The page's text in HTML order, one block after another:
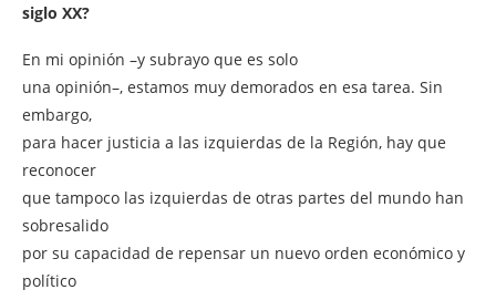
siglo XX?
En mi opinión –y subrayo que es solo
una opinión–, estamos muy demorados en esa tarea. Sin
embargo,
para hacer justicia a las izquierdas de la Región, hay que
reconocer
que tampoco las izquierdas de otras partes del mundo han
sobresalido
por su capacidad de repensar un nuevo orden económico y
político